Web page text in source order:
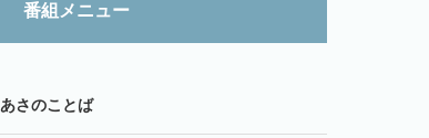
番組メニュー
あさのことば